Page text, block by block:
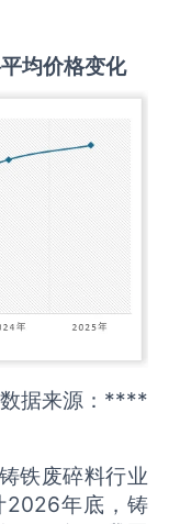
平均价格变化
数据来源：****
铁废碎料行业
2026年底，铸